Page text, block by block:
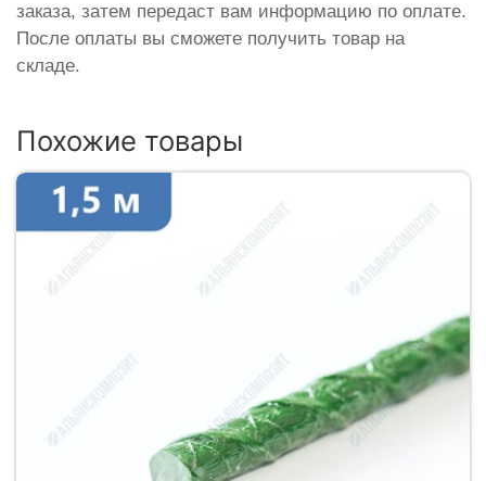
заказа, затем передаст вам информацию по оплате.
После оплаты вы сможете получить товар на
складе.
Похожие товары